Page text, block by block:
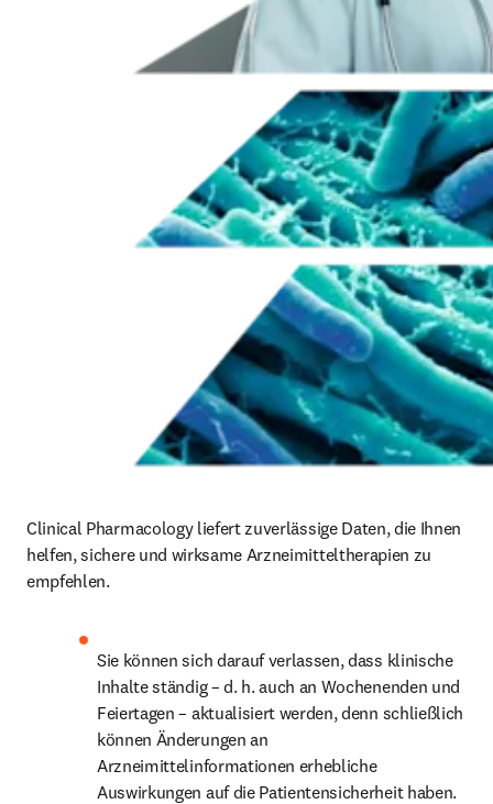
Clinical Pharmacology liefert zuverlässige Daten, die Ihnen
helfen, sichere und wirksame Arzneimitteltherapien zu
empfehlen.
Sie können sich darauf verlassen, dass klinische
Inhalte ständig – d. h. auch an Wochenenden und
Feiertagen – aktualisiert werden, denn schließlich
können Änderungen an
Arzneimittelinformationen erhebliche
Auswirkungen auf die Patientensicherheit haben.